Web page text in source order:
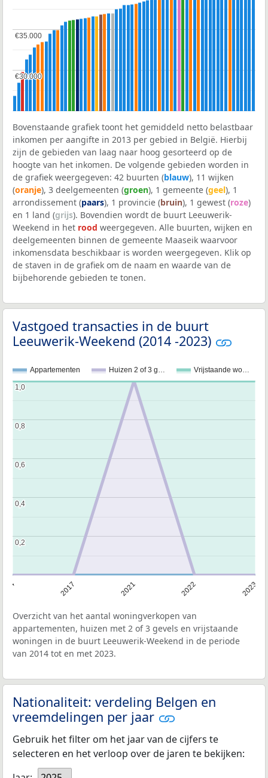
€30.000
€30.000
€35.000
€35.000
Bovenstaande grafiek toont het gemiddeld netto belastbaar
inkomen per aangifte in 2013 per gebied in België. Hierbij
zijn de gebieden van laag naar hoog gesorteerd op de
hoogte van het inkomen. De volgende gebieden worden in
de grafiek weergegeven: 42 buurten (blauw), 11 wijken
(oranje), 3 deelgemeenten (groen), 1 gemeente (geel), 1
arrondissement (paars), 1 provincie (bruin), 1 gewest (roze)
en 1 land (grijs). Bovendien wordt de buurt Leeuwerik-
Weekend in het rood weergegeven. Alle buurten, wijken en
deelgemeenten binnen de gemeente Maaseik waarvoor
inkomensdata beschikbaar is worden weergegeven. Klik op
de staven in de grafiek om de naam en waarde van de
bijbehorende gebieden te tonen.
Vastgoed transacties in de buurt
Leeuwerik-Weekend (2014 -2023)
Appartementen Huizen 2 of 3 g… Vrijstaande wo…
2017 2021 2022 2023
0,2
0,2
0,4
0,4
0,6
0,6
0,8
0,8
1,0
1,0
Overzicht van het aantal woningverkopen van
appartementen, huizen met 2 of 3 gevels en vrijstaande
woningen in de buurt Leeuwerik-Weekend in de periode
van 2014 tot en met 2023.
Nationaliteit: verdeling Belgen en
vreemdelingen per jaar
Gebruik het filter om het jaar van de cijfers te
selecteren en het verloop over de jaren te bekijken: